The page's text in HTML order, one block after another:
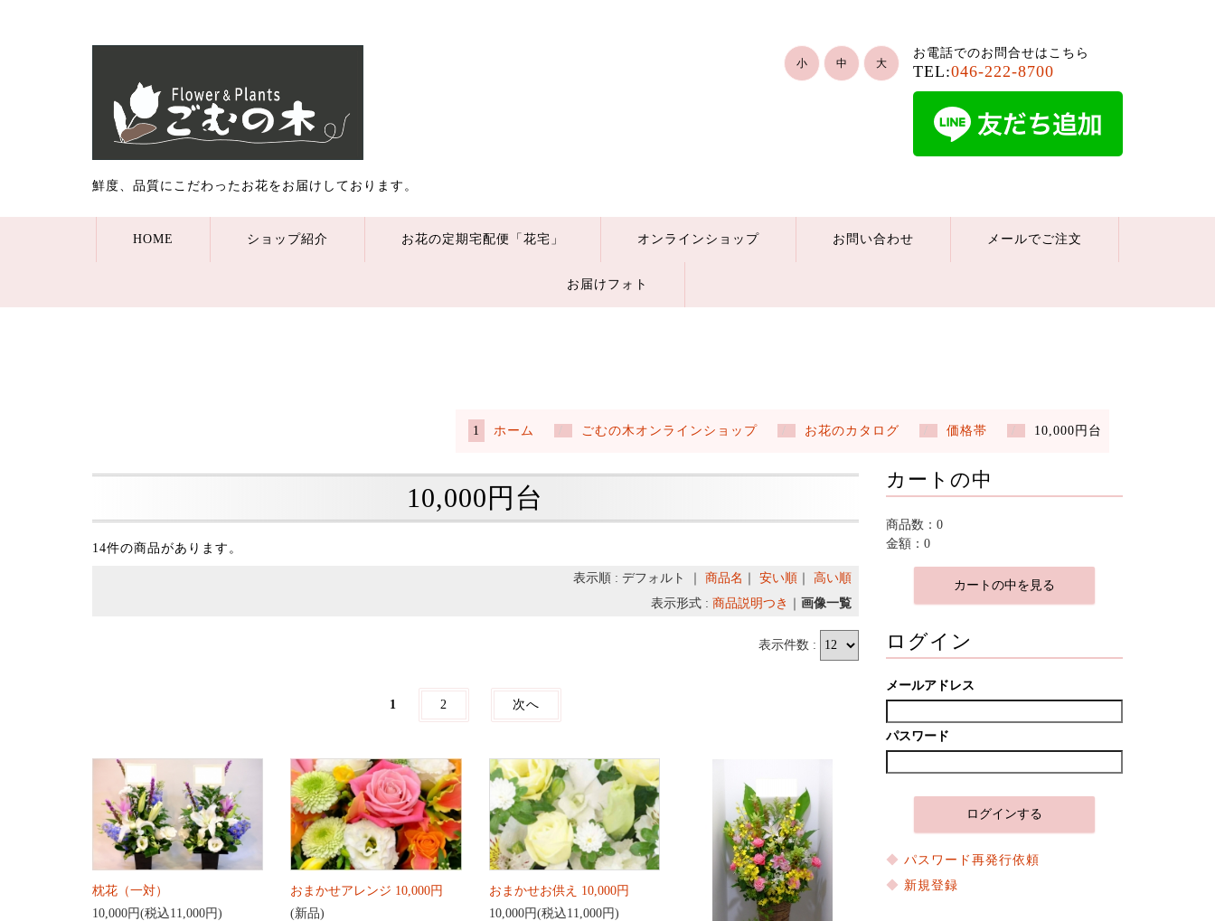
鮮度、品質にこだわったお花をお届けしております。
お電話でのお問合せはこちら
TEL:046-222-8700
小 中 大
HOME ショップ紹介 お花の定期宅配便「花宅」 オンラインショップ お問い合わせ メールでご注文
お届けフォト
ホーム ごむの木オンラインショップ お花のカタログ 価格帯 10,000円台
10,000円台
14件の商品があります。
表示順 : デフォルト ｜ 商品名 安い順｜ 高い順
表示形式 : 商品説明つき 画像一覧
表示件数 :
1 2 次へ
枕花（一対）
10,000円(税込11,000円)
おまかせアレンジ 10,000円
(新品)
おまかせお供え 10,000円
10,000円(税込11,000円)
カートの中
商品数：0
金額：0
カートの中を見る
ログイン
メールアドレス
パスワード
パスワード再発行依頼
新規登録